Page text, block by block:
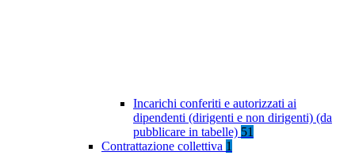
Incarichi conferiti e autorizzati ai
dipendenti (dirigenti e non dirigenti) (da
pubblicare in tabelle) 51
Contrattazione collettiva 1